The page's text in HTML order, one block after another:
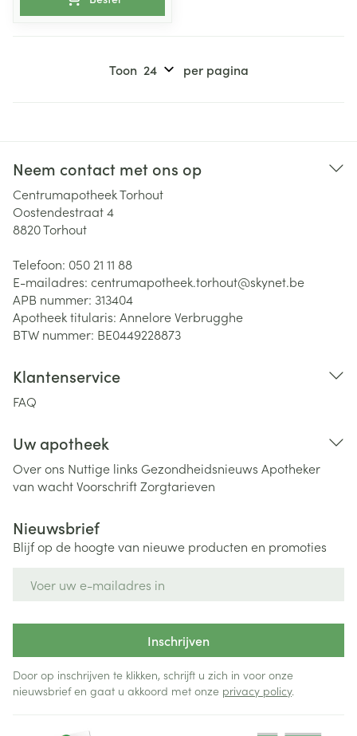
Toon per pagina
Neem contact met ons op
Centrumapotheek Torhout
Oostendestraat 4
8820Torhout
Telefoon: 050 21 11 88
E-mailadres: centrumapotheek.torhout@skynet.be
APB nummer: 313404
Apotheek titularis: Annelore Verbrugghe
BTW nummer: BE0449228873
Klantenservice
FAQ
Uw apotheek
Over ons Nuttige links Gezondheidsnieuws Apotheker
van wachtVoorschriftZorgtarieven
Nieuwsbrief
Blijf op de hoogte van nieuwe producten en promoties
Inschrijven
Door op inschrijven te klikken, schrijft u zich in voor onze
nieuwsbrief en gaat u akkoord met onze privacy policy.